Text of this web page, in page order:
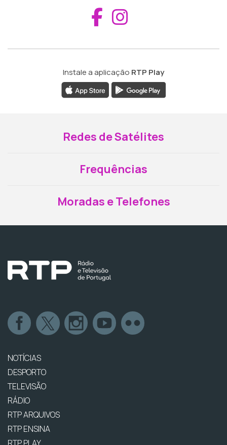
Aceder ao
Instale a aplicação RTP Play
Redes de Satélites
Frequências
Moradas e Telefones
NOTÍCIAS
DESPORTO
TELEVISÃO
RÁDIO
RTP ARQUIVOS
RTP ENSINA